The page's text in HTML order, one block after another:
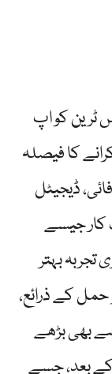
ٹرین کو اپ
کا فیصلہ
ڈیجیٹل
کار جیسے
بہتر
حمل کے ذرائع،
سے بھی بڑھے
کے بعد، جسے